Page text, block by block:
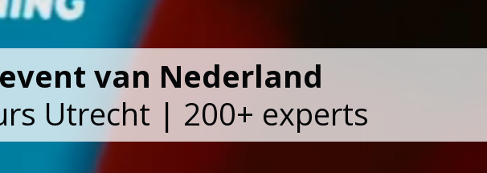
van Nederland
Utrecht | 200+ experts